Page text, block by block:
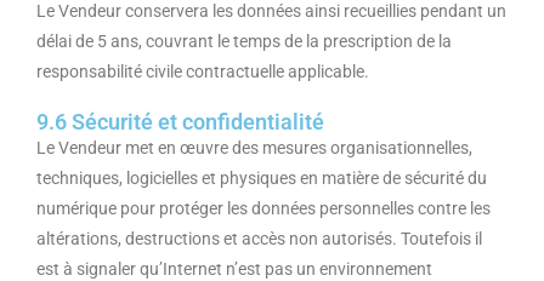
Le Vendeur conservera les données ainsi recueillies pendant un
délai de 5 ans, couvrant le temps de la prescription de la
responsabilité civile contractuelle applicable.
9.6 Sécurité et confidentialité
Le Vendeur met en œuvre des mesures organisationnelles,
techniques, logicielles et physiques en matière de sécurité du
numérique pour protéger les données personnelles contre les
altérations, destructions et accès non autorisés. Toutefois il
est à signaler qu’Internet n’est pas un environnement